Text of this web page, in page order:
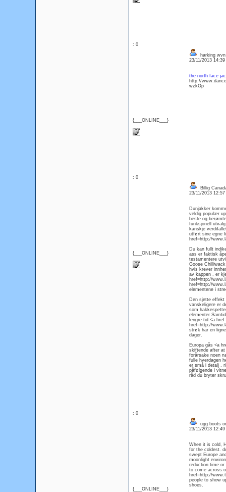
: 0
{___ONLINE___}
harking
23/11/2013
the north face
http://
wzkOp
: 0
{___ONLINE___}
Billig
23/11/2013
Dunjakker
veldig populær
beste og
funksjonell
kanskje
utført sine egne
href=http://
Du kan fullt
ass er faktisk
testamentere
Goose
hvis krever
av kappen , er
href=http://
href=http://
elementene i
Den sjette effekt
vanskeligere er
som
elementer
lengre tid <a
href=http://
strøk har en
dager.
Europa gås <a
skiftende after
forårsake noen
fulle hverdagen
er små i detalj .
påfølgende i
råd du bryter
: 0
{___ONLINE___}
ugg boots
23/11/2013
When it is cold,
for the coldest.
swept Europe
moonlight
reduction time
to come across
href=http://
people to show
shoes.